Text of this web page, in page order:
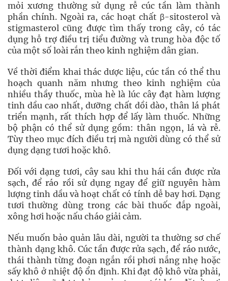
mỏi xương thường sử dụng rễ cúc tần làm thành
phần chính. Ngoài ra, các hoạt chất β-sitosterol và
stigmasterol cũng được tìm thấy trong cây, có tác
dụng hỗ trợ điều trị tiểu đường và trung hòa độc tố
của một số loài rắn theo kinh nghiệm dân gian.
Về thời điểm khai thác dược liệu, cúc tần có thể thu
hoạch quanh năm nhưng theo kinh nghiệm của
nhiều thầy thuốc, mùa hè là lúc cây đạt hàm lượng
tinh dầu cao nhất, dưỡng chất dồi dào, thân lá phát
triển mạnh, rất thích hợp để lấy làm thuốc. Những
bộ phận có thể sử dụng gồm: thân ngọn, lá và rễ.
Tùy theo mục đích điều trị mà người dùng có thể sử
dụng dạng tươi hoặc khô.
Đối với dạng tươi, cây sau khi thu hái cần được rửa
sạch, để ráo rồi sử dụng ngay để giữ nguyên hàm
lượng tinh dầu và hoạt chất có tính dễ bay hơi. Dạng
tươi thường dùng trong các bài thuốc đắp ngoài,
xông hơi hoặc nấu cháo giải cảm.
Nếu muốn bảo quản lâu dài, người ta thường sơ chế
thành dạng khô. Cúc tần được rửa sạch, để ráo nước,
thái thành từng đoạn ngắn rồi phơi nắng nhẹ hoặc
sấy khô ở nhiệt độ ổn định. Khi đạt độ khô vừa phải,